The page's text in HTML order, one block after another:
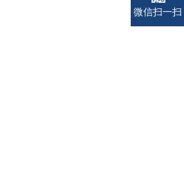
电话
电话
微信扫一扫